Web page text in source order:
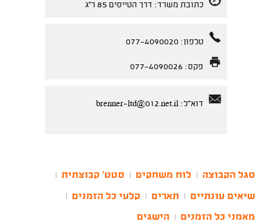
כתובת משרד: דרך הטייסים 85 ר''ג
טלפון: 077-4090020
פקס: 077-4090026
דוא"ל: brenner-ltd@012.net.il
סגל הקבוצה לוח משחקים סטט' קבוצתית
שיאים עונתיים תארים קלעי כל הזמנים
מאמני כל הזמנים הישגים